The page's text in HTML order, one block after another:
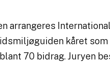
arrangeres
kåret som
70 bidrag. Juryen